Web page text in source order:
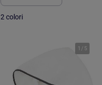
2 colori
1 / 5